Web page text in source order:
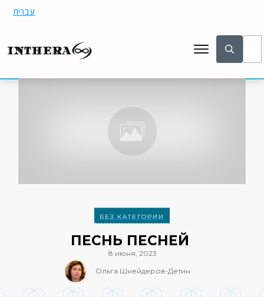
עברית
БЕЗ КАТЕГОРИИ
ПЕСНЬ ПЕСНЕЙ
8 июня, 2023
Ольга Шнейдеров-Детин